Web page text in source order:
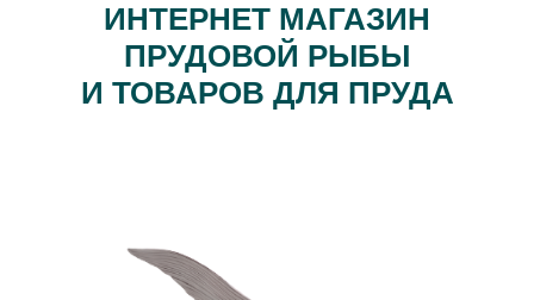
ИНТЕРНЕТ МАГАЗИН
ПРУДОВОЙ РЫБЫ
И ТОВАРОВ ДЛЯ ПРУДА